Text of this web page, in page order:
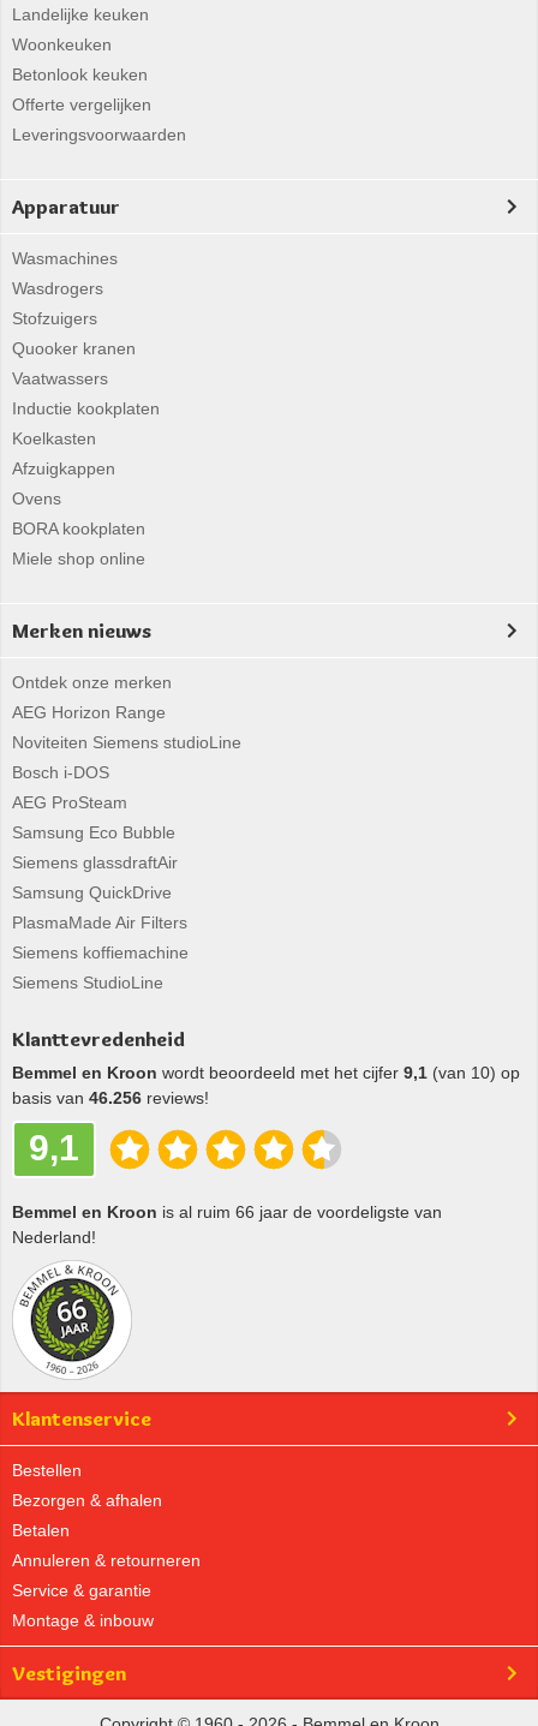
Landelijke keuken
Woonkeuken
Betonlook keuken
Offerte vergelijken
Leveringsvoorwaarden
Apparatuur
Wasmachines
Wasdrogers
Stofzuigers
Quooker kranen
Vaatwassers
Inductie kookplaten
Koelkasten
Afzuigkappen
Ovens
BORA kookplaten
Miele shop online
Merken nieuws
Ontdek onze merken
AEG Horizon Range
Noviteiten Siemens studioLine
Bosch i-DOS
AEG ProSteam
Samsung Eco Bubble
Siemens glassdraftAir
Samsung QuickDrive
PlasmaMade Air Filters
Siemens koffiemachine
Siemens StudioLine
Klanttevredenheid
Bemmel en Kroon wordt beoordeeld met het cijfer 9,1 (van 10) op
basis van 46.256 reviews!
9,1
Bemmel en Kroon is al ruim 66 jaar de voordeligste van
Nederland!
Klantenservice
Bestellen
Bezorgen & afhalen
Betalen
Annuleren & retourneren
Service & garantie
Montage & inbouw
Vestigingen